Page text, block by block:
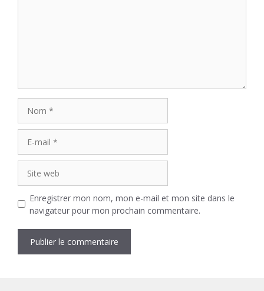
mail
web
Enregistrer mon nom, mon e-mail et mon site dans le
navigateur pour mon prochain commentaire.